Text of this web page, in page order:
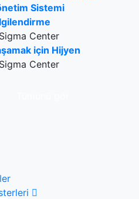
Sistemi
Sigma Center
için Hijyen
Sigma Center